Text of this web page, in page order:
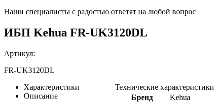
Наши специалисты с радостью ответят на любой вопрос
ИБП Kehua FR-UK3120DL
Артикул:
FR-UK3120DL
Технические характеристики
Бренд
Kehua
Характеристики
Описание